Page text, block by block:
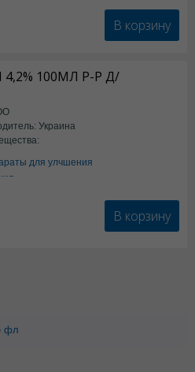
В корзину
100МЛ Р-Р Д/
Украина
для улчшения
В корзину
фл